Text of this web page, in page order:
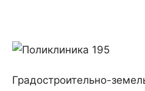
Градостроительно-